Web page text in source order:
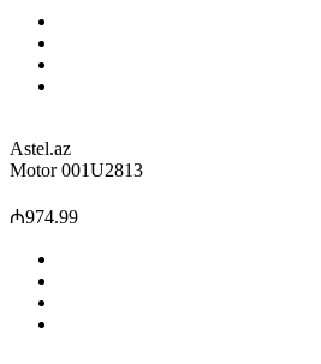
Astel.az
Motor 001U2813
₼974.99